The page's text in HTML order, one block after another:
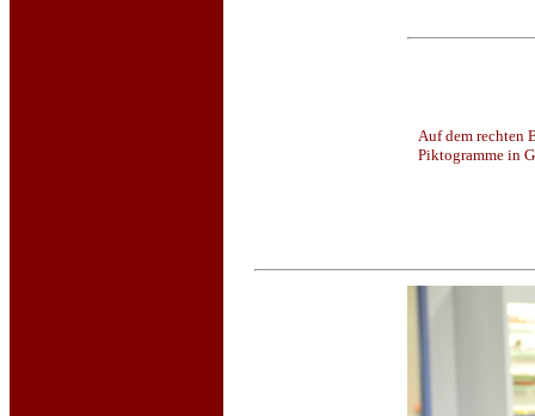
Auf dem rechten
Piktogramme in